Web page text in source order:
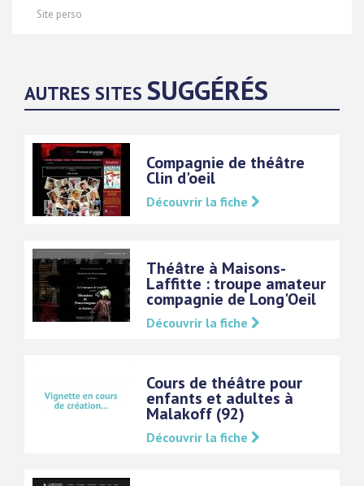
Site perso
AUTRES SITES SUGGÉRÉS
Compagnie de théâtre
Clin d'oeil
Découvrir la fiche
Théâtre à Maisons-
Laffitte : troupe amateur
compagnie de Long'Oeil
Découvrir la fiche
Cours de théâtre pour
enfants et adultes à
Malakoff (92)
Découvrir la fiche